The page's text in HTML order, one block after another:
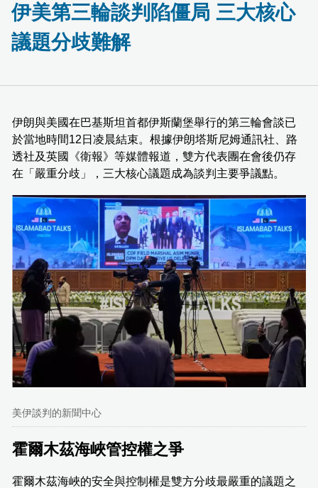
伊美第三輪談判陷僵局 三大核心
議題分歧難解
伊朗與美國在巴基斯坦首都伊斯蘭堡舉行的第三輪會談已
於當地時間12日凌晨結束。根據伊朗塔斯尼姆通訊社、路
透社及英國《衛報》等媒體報道，雙方代表團在會後仍存
在「嚴重分歧」，三大核心議題成為談判主要爭議點。
美伊談判的新聞中心
霍爾木茲海峽管控權之爭
霍爾木茲海峽的安全與控制權是雙方分歧最嚴重的議題之